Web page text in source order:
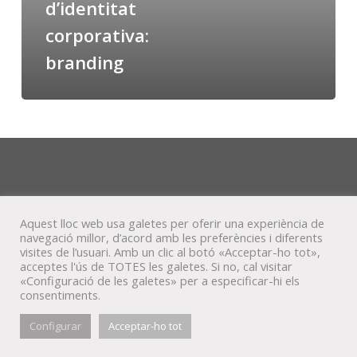
d’identitat
corporativa:
branding
© Veta Visual, 2022
blueskybehancemixcloud
Aquest lloc web usa galetes per oferir una experiència de
navegació millor, d’acord amb les preferències i diferents
visites de l’usuari. Amb un clic al botó «Acceptar-ho tot»,
acceptes l'ús de TOTES les galetes. Si no, cal visitar
«Configuració de les galetes» per a especificar-hi els
consentiments.
Configurar Acceptar-ho tot